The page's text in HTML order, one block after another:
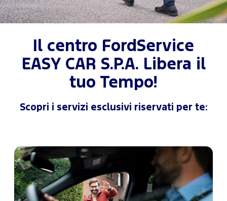
Il centro FordService
EASY CAR S.P.A. Libera il
tuo Tempo!
Scopri i servizi esclusivi riservati per te: